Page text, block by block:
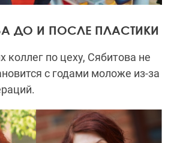
ДО И ПОСЛЕ ПЛАСТИКИ
коллег по цеху, Сябитова не
с годами моложе из-за